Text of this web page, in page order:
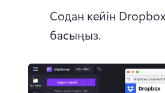
Содан кейін Dropbox
басыңыз.